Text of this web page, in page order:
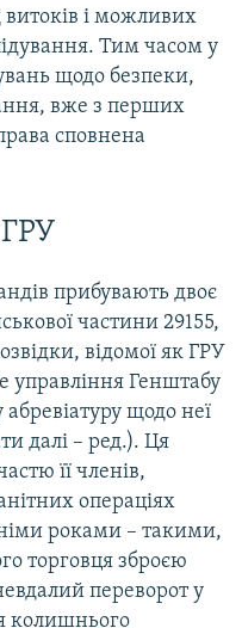
витоків і можливих
Тим часом у
щодо безпеки,
вже з перших
сповнена
прибувають двоє
частини 29155,
відомої як ГРУ
управління Генштабу
абревіатуру щодо неї
далі – ред.). Ця
її членів,
операціях
роками – такими,
торговця зброєю
переворот у
колишнього